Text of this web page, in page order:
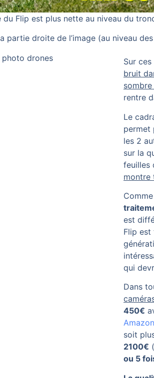
Flip est plus nette au niveau du
partie droite de l’image (au niveau
Sur
bruit
rentre
Le
permet
les 2
sur la
feuilles
montre
est
Flip est
qui
Dans
450€
Amazon
soit
2100€ (
ou 5